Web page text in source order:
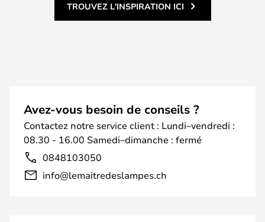
TROUVEZ L'INSPIRATION ICI
Avez-vous besoin de conseils ?
Contactez notre service client : Lundi–vendredi :
08.30 - 16.00 Samedi–dimanche : fermé
0848103050
info@lemaitredeslampes.ch